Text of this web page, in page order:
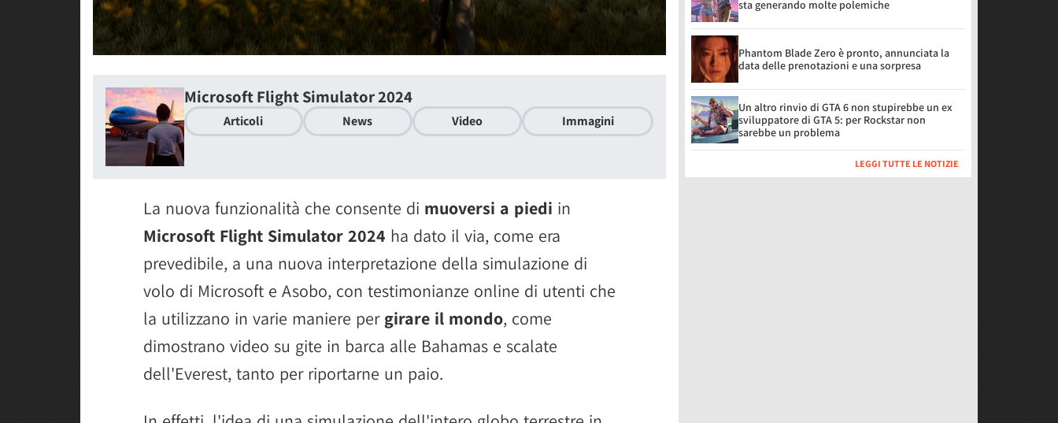
Microsoft Flight Simulator 2024
Articoli News Video Immagini
La nuova funzionalità che consente di muoversi a piedi in
Microsoft Flight Simulator 2024 ha dato il via, come era
prevedibile, a una nuova interpretazione della simulazione di
volo di Microsoft e Asobo, con testimonianze online di utenti che
la utilizzano in varie maniere per girare il mondo, come
dimostrano video su gite in barca alle Bahamas e scalate
dell'Everest, tanto per riportarne un paio.
sta generando molte polemiche
Phantom Blade Zero è pronto, annunciata la
data delle prenotazioni e una sorpresa
Un altro rinvio di GTA 6 non stupirebbe un ex
sviluppatore di GTA 5: per Rockstar non
sarebbe un problema
LEGGI TUTTE LE NOTIZIE